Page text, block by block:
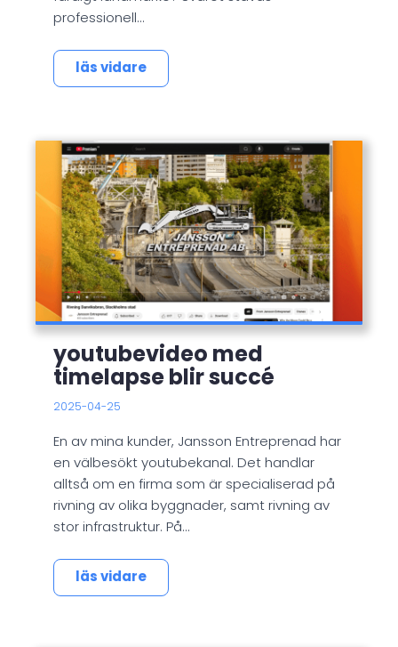
professionell…
läs vidare
youtubevideo med
timelapse blir succé
2025-04-25
En av mina kunder, Jansson Entreprenad har
en välbesökt youtubekanal. Det handlar
alltså om en firma som är specialiserad på
rivning av olika byggnader, samt rivning av
stor infrastruktur. På…
läs vidare